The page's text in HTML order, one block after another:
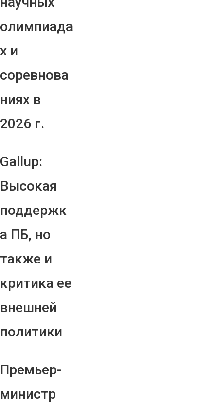
олимпиада
х и
соревнова
ниях в
2026 г.
Gallup:
Высокая
поддержк
а ПБ, но
также и
критика ее
внешней
политики
Премьер-
министр